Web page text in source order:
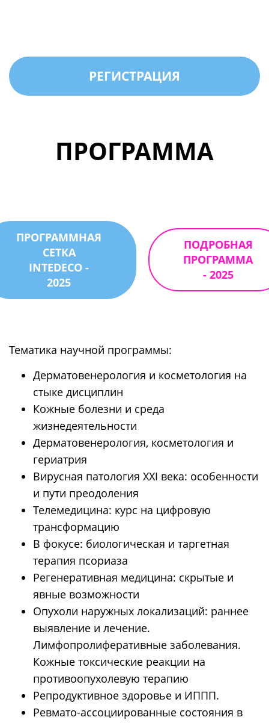
РЕГИСТРАЦИЯ
ПРОГРАММА
ПРОГРАММНАЯ
СЕТКА
INTEDECO -
2025
ПОДРОБНАЯ
ПРОГРАММА
- 2025
Тематика научной программы:
Дерматовенерология и косметология на
стыке дисциплин
Кожные болезни и среда
жизнедеятельности
Дерматовенерология, косметология и
гериатрия
Вирусная патология XXI века: особенности
и пути преодоления
Телемедицина: курс на цифровую
трансформацию
В фокусе: биологическая и таргетная
терапия псориаза
Регенеративная медицина: скрытые и
явные возможности
Опухоли наружных локализаций: раннее
выявление и лечение.
Лимфопролиферативные заболевания.
Кожные токсические реакции на
противоопухолевую терапию
Репродуктивное здоровье и ИППП.
Ревмато-ассоциированные состояния в